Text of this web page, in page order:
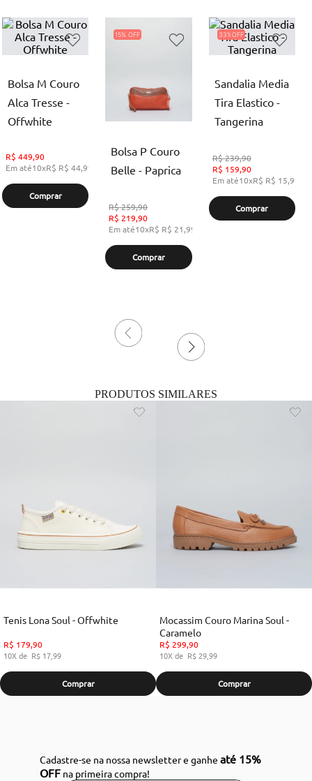
Bolsa M Couro
Alca Tresse -
Offwhite
R$ 449,90
Em até10xR$ R$ 44,99 sem juros
Comprar
15%
Bolsa P Couro
Belle - Paprica
R$259,90
R$ 219,90
Em até10xR$ R$ 21,99
Comprar
33%
Sandalia Media
Tira Elastico -
Tangerina
R$239,90
R$ 159,90
Em até10xR$ R$ 15,99
Comprar
PRODUTOS SIMILARES
Tenis Lona Soul - Offwhite
R$ 179,90
10
R$ 17,99
Comprar
Mocassim Couro Marina Soul -
Caramelo
R$ 299,90
10
R$ 29,99
Comprar
Cadastre-se na nossa newsletter e ganheaté 15%
OFF na primeira compra!